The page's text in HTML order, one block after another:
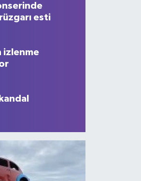
kan dondurmuştu;
esti
izlenme